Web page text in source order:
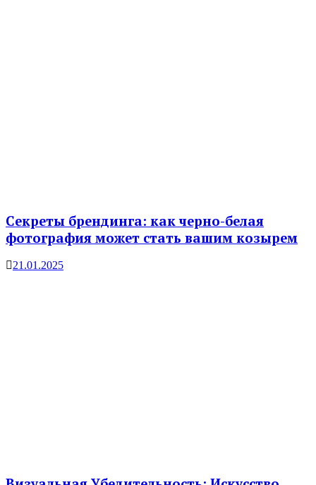
Секреты брендинга: как черно-белая
фотография может стать вашим козырем
21.01.2025